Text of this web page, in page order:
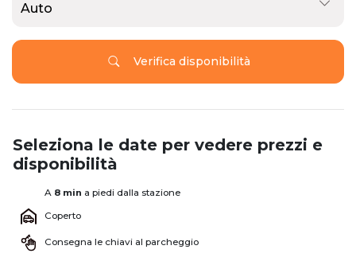
Auto
Verifica disponibilità
Seleziona le date per vedere prezzi e
disponibilità
A 8 min a piedi dalla stazione
Coperto
Consegna le chiavi al parcheggio